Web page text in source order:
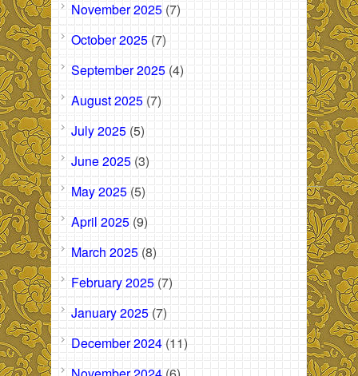
November 2025 (7)
October 2025 (7)
September 2025 (4)
August 2025 (7)
July 2025 (5)
June 2025 (3)
May 2025 (5)
April 2025 (9)
March 2025 (8)
February 2025 (7)
January 2025 (7)
December 2024 (11)